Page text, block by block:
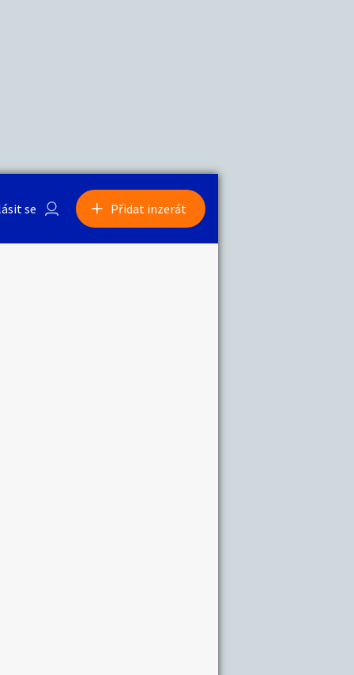
se Přidat inzerát
Sběratelství
0/1000